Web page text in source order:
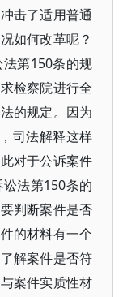
击了适用普通
如何改革呢？
第150条的规
检察院进行全
的规定。因为
司法解释这样
对于公诉案件
法第150条的
判断案件是否
的材料有一个
解案件是否符
案件实质性材